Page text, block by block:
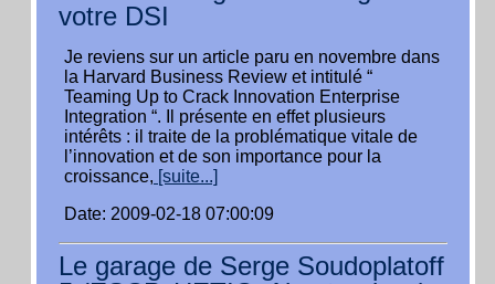
votre DSI
Je reviens sur un article paru en novembre dans
la Harvard Business Review et intitulé “
Teaming Up to Crack Innovation Enterprise
Integration “. Il présente en effet plusieurs
intérêts : il traite de la problématique vitale de
l’innovation et de son importance pour la
croissance, [suite...]
Date: 2009-02-18 07:00:09
Le garage de Serge Soudoplatoff